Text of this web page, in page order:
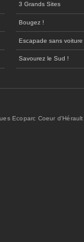
3 Grands Sites
Bougez !
Escapade sans voiture
Savourez le Sud !
Ecoparc Coeur